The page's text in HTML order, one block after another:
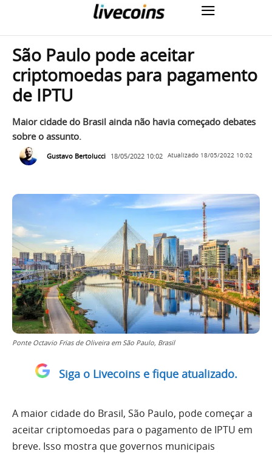
São Paulo pode aceitar
criptomoedas para pagamento
de IPTU
Maior cidade do Brasil ainda não havia começado debates
sobre o assunto.
Gustavo Bertolucci 18/05/2022 10:02 Atualizado 18/05/2022 10:02
Ponte Octavio Frias de Oliveira em São Paulo, Brasil
Siga o Livecoins e fique atualizado.
A maior cidade do Brasil, São Paulo, pode começar a
aceitar criptomoedas para o pagamento de IPTU em
breve. Isso mostra que governos municipais